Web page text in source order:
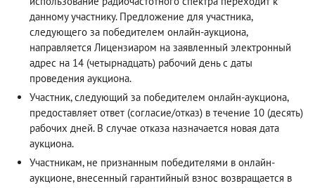
данному участнику. Предложение для участника,
следующего за победителем онлайн-аукциона,
направляется Лицензиаром на заявленный электронный
адрес на 14 (четырнадцать) рабочий день с даты
проведения аукциона.
Участник, следующий за победителем онлайн-аукциона,
предоставляет ответ (согласие/отказ) в течение 10 (десять)
рабочих дней. В случае отказа назначается новая дата
аукциона.
Участникам, не признанным победителями в онлайн-
аукционе, внесенный гарантийный взнос возвращается в